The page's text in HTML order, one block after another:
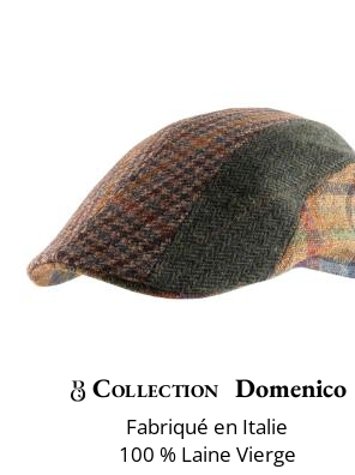
Collection Domenico
Fabriqué en Italie
100 % Laine Vierge